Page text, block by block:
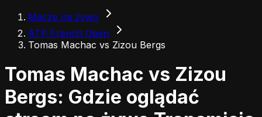
Mecze na żywo
ATP French Open
Tomas Machac vs Zizou Bergs
Tomas Machac vs Zizou
Bergs: Gdzie oglądać